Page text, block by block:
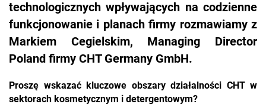
technologicznych wpływających na codzienne
funkcjonowanie i planach firmy rozmawiamy z
Markiem Cegielskim, Managing Director
Poland firmy CHT Germany GmbH.
Proszę wskazać kluczowe obszary działalności CHT w
sektorach kosmetycznym i detergentowym?